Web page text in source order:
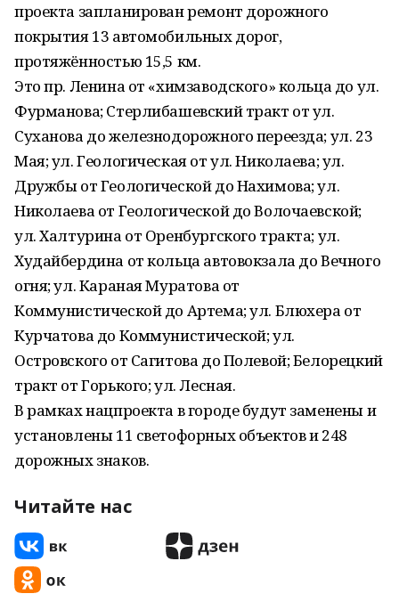
проекта запланирован ремонт дорожного
покрытия 13 автомобильных дорог,
протяжённостью 15,5 км.
Это пр. Ленина от «химзаводского» кольца до ул.
Фурманова; Стерлибашевский тракт от ул.
Суханова до железнодорожного переезда; ул. 23
Мая; ул. Геологическая от ул. Николаева; ул.
Дружбы от Геологической до Нахимова; ул.
Николаева от Геологической до Волочаевской;
ул. Халтурина от Оренбургского тракта; ул.
Худайбердина от кольца автовокзала до Вечного
огня; ул. Караная Муратова от
Коммунистической до Артема; ул. Блюхера от
Курчатова до Коммунистической; ул.
Островского от Сагитова до Полевой; Белорецкий
тракт от Горького; ул. Лесная.
В рамках нацпроекта в городе будут заменены и
установлены 11 светофорных объектов и 248
дорожных знаков.
Читайте нас